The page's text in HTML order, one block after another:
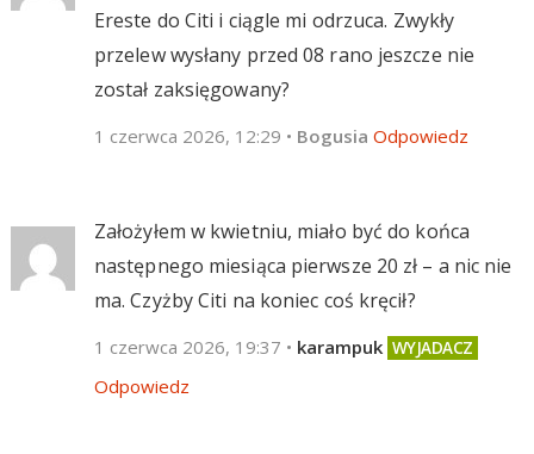
Ereste do Citi i ciągle mi odrzuca. Zwykły
przelew wysłany przed 08 rano jeszcze nie
został zaksięgowany?
1 czerwca 2026, 12:29 • Bogusia Odpowiedz
Założyłem w kwietniu, miało być do końca
następnego miesiąca pierwsze 20 zł – a nic nie
ma. Czyżby Citi na koniec coś kręcił?
1 czerwca 2026, 19:37 • karampuk
Odpowiedz